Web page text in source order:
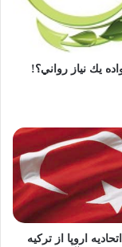
يك‌ نياز رواني‌؟!
اروپا از ترکیه